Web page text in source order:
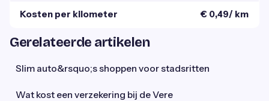
Kosten per kilometer € 0,49/ km
Gerelateerde artikelen
Slim auto&rsquo;s shoppen voor stadsritten
Wat kost een verzekering bij de Vere